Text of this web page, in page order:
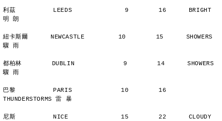
利茲          LEEDS              9        16      BRIGHT
明 朗
紐卡斯爾      NEWCASTLE         10        15      SHOWERS
驟 雨
都柏林        DUBLIN             9        14      SHOWERS
驟 雨
巴黎          PARIS             10        16
THUNDERSTORMS 雷 暴
尼斯          NICE              15        22      CLOUDY